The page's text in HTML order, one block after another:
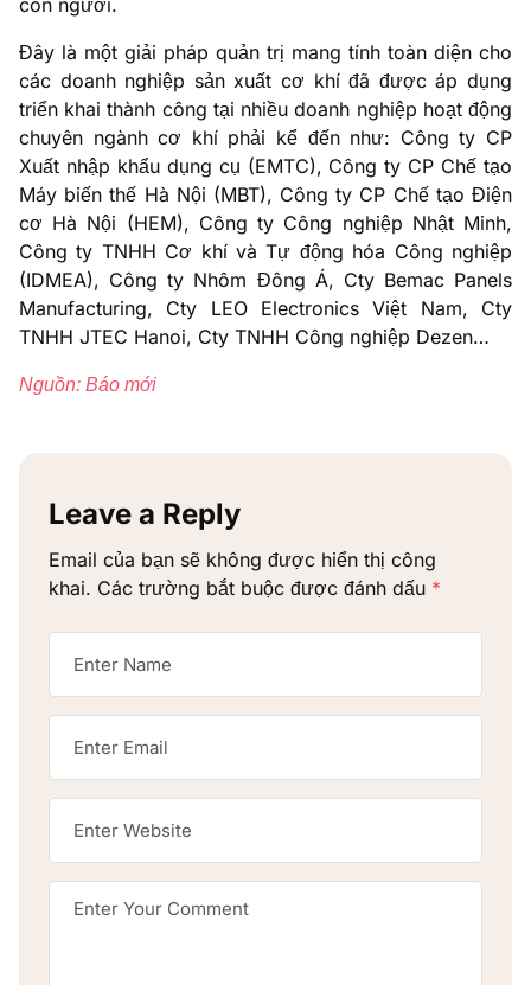
Đây là một giải pháp quản trị mang tính toàn diện cho
các doanh nghiệp sản xuất cơ khí đã được áp dụng
triển khai thành công tại nhiều doanh nghiệp hoạt động
chuyên ngành cơ khí phải kể đến như: Công ty CP
Xuất nhập khẩu dụng cụ (EMTC), Công ty CP Chế tạo
Máy biến thế Hà Nội (MBT), Công ty CP Chế tạo Điện
cơ Hà Nội (HEM), Công ty Công nghiệp Nhật Minh,
Công ty TNHH Cơ khí và Tự động hóa Công nghiệp
(IDMEA), Công ty Nhôm Đông Á, Cty Bemac Panels
Manufacturing, Cty LEO Electronics Việt Nam, Cty
TNHH JTEC Hanoi, Cty TNHH Công nghiệp Dezen…
Nguồn: Báo mới
Leave a Reply
Email của bạn sẽ không được hiển thị công
khai. Các trường bắt buộc được đánh dấu *